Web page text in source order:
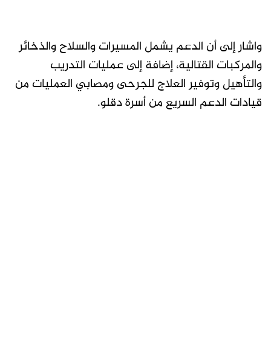
واشار إلى أن الدعم يشمل المسيرات والسلاح والذخائر
والمركبات القتالية، إضافة إلى عمليات التدريب
والتأهيل وتوفير العلاج للجرحى ومصابي العمليات من
قيادات الدعم السريع من أسرة دقلو.